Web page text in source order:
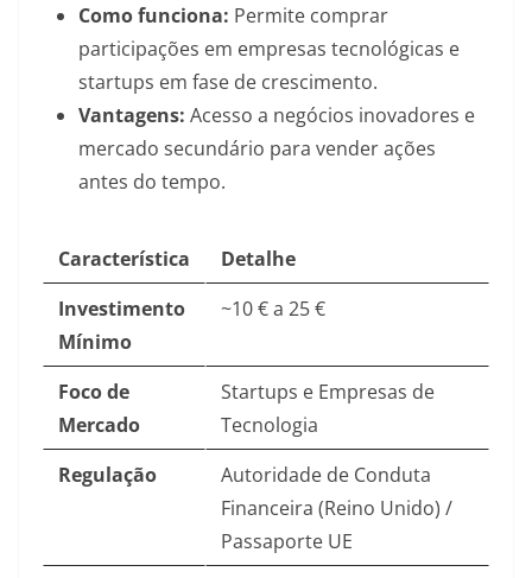
Como funciona: Permite comprar
participações em empresas tecnológicas e
startups em fase de crescimento.
Vantagens: Acesso a negócios inovadores e
mercado secundário para vender ações
antes do tempo.
Característica
Detalhe
Investimento
Mínimo
~10 € a 25 €
Foco de
Mercado
Startups e Empresas de
Tecnologia
Regulação
Autoridade de Conduta
Financeira (Reino Unido) /
Passaporte UE